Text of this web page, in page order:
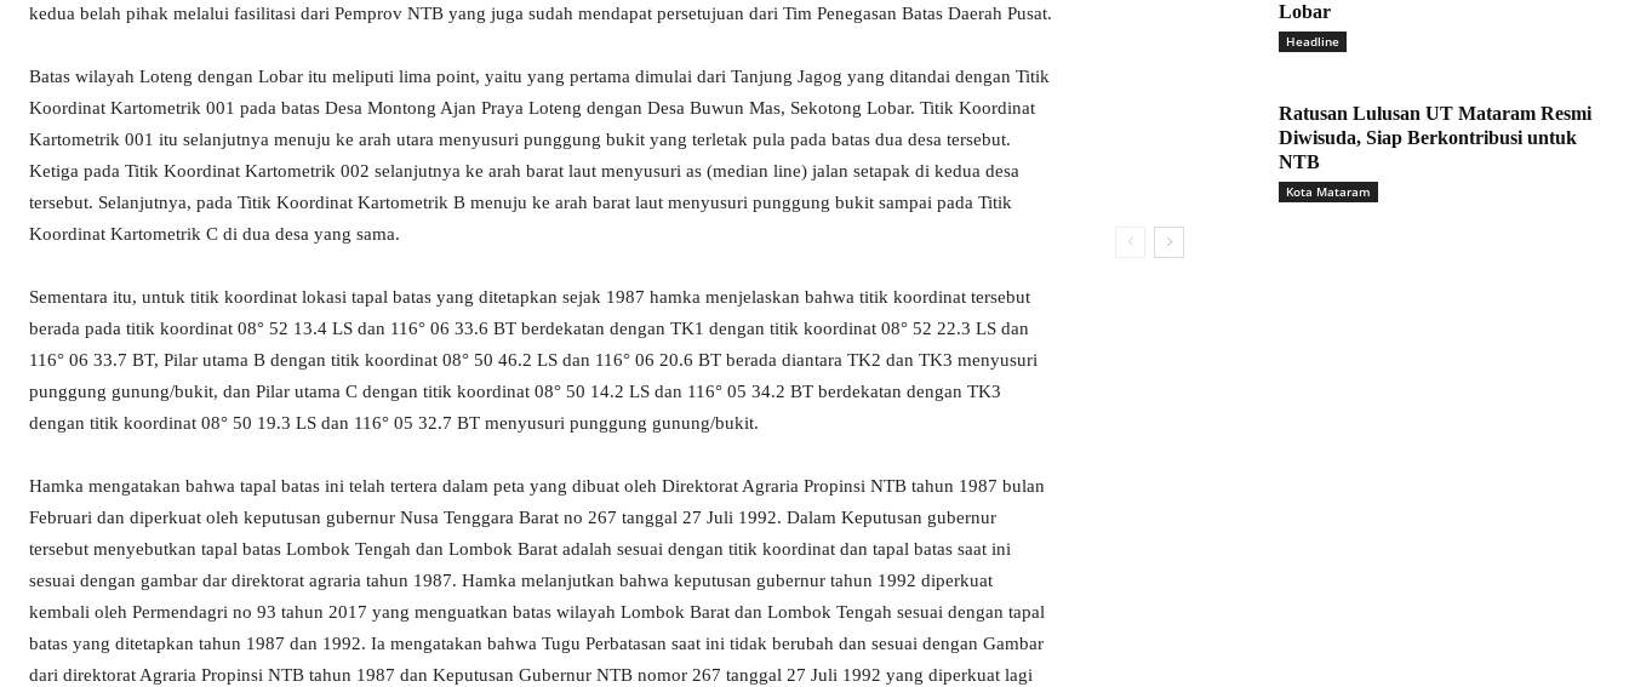
kedua belah pihak melalui fasilitasi dari Pemprov NTB yang juga sudah mendapat persetujuan dari Tim Penegasan Batas Daerah Pusat.
Batas wilayah Loteng dengan Lobar itu meliputi lima point, yaitu yang pertama dimulai dari Tanjung Jagog yang ditandai dengan Titik
Koordinat Kartometrik 001 pada batas Desa Montong Ajan Praya Loteng dengan Desa Buwun Mas, Sekotong Lobar. Titik Koordinat
Kartometrik 001 itu selanjutnya menuju ke arah utara menyusuri punggung bukit yang terletak pula pada batas dua desa tersebut.
Ketiga pada Titik Koordinat Kartometrik 002 selanjutnya ke arah barat laut menyusuri as (median line) jalan setapak di kedua desa
tersebut. Selanjutnya, pada Titik Koordinat Kartometrik B menuju ke arah barat laut menyusuri punggung bukit sampai pada Titik
Koordinat Kartometrik C di dua desa yang sama.
Sementara itu, untuk titik koordinat lokasi tapal batas yang ditetapkan sejak 1987 hamka menjelaskan bahwa titik koordinat tersebut
berada pada titik koordinat 08° 52 13.4 LS dan 116° 06 33.6 BT berdekatan dengan TK1 dengan titik koordinat 08° 52 22.3 LS dan
116° 06 33.7 BT, Pilar utama B dengan titik koordinat 08° 50 46.2 LS dan 116° 06 20.6 BT berada diantara TK2 dan TK3 menyusuri
punggung gunung/bukit, dan Pilar utama C dengan titik koordinat 08° 50 14.2 LS dan 116° 05 34.2 BT berdekatan dengan TK3
dengan titik koordinat 08° 50 19.3 LS dan 116° 05 32.7 BT menyusuri punggung gunung/bukit.
Hamka mengatakan bahwa tapal batas ini telah tertera dalam peta yang dibuat oleh Direktorat Agraria Propinsi NTB tahun 1987 bulan
Februari dan diperkuat oleh keputusan gubernur Nusa Tenggara Barat no 267 tanggal 27 Juli 1992. Dalam Keputusan gubernur
tersebut menyebutkan tapal batas Lombok Tengah dan Lombok Barat adalah sesuai dengan titik koordinat dan tapal batas saat ini
sesuai dengan gambar dar direktorat agraria tahun 1987. Hamka melanjutkan bahwa keputusan gubernur tahun 1992 diperkuat
kembali oleh Permendagri no 93 tahun 2017 yang menguatkan batas wilayah Lombok Barat dan Lombok Tengah sesuai dengan tapal
batas yang ditetapkan tahun 1987 dan 1992. Ia mengatakan bahwa Tugu Perbatasan saat ini tidak berubah dan sesuai dengan Gambar
dari direktorat Agraria Propinsi NTB tahun 1987 dan Keputusan Gubernur NTB nomor 267 tanggal 27 Juli 1992 yang diperkuat lagi
Lobar
Headline
Ratusan Lulusan UT Mataram Resmi
Diwisuda, Siap Berkontribusi untuk
NTB
Kota Mataram